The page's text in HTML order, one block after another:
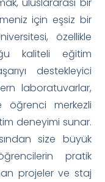
için eşsiz bir
özellikle
kaliteli eğitim
destekleyici
laboratuvarlar,
merkezli
deneyimi sunar.
size büyük
pratik
projeler ve staj